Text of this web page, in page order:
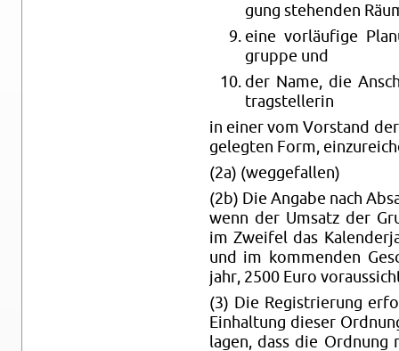
gung ste­hen­den
eine vor­läu­fi­ge
grup­pe und
der Name, die
trag­stel­le­rin
in einer vom Vor­stand
ge­leg­ten Form,
(2a) (weg­ge­fal­len)
(2b) Die An­ga­be nach
wenn der Um­satz der
im Zwei­fel das
und im kom­men­den
jahr, 2500 Euro
(3) Die Re­gis­trie­rung
Ein­hal­tung die­ser
la­gen, dass die